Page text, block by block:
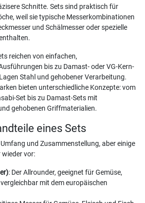
Schnitte. Sets sind praktisch für
weil sie typische Messerkombinationen
und Schälmesser oder spezielle
reichen von einfachen,
bis zu Damast- oder VG-Kern-
Stahl und gehobener Verarbeitung.
bieten unterschiedliche Konzepte: vom
Set bis zu Damast-Sets mit
gehobenen Griffmaterialien.
eines Sets
und Zusammenstellung, aber einige
wieder vor:
: Der Allrounder, geeignet für Gemüse,
mit dem europäischen